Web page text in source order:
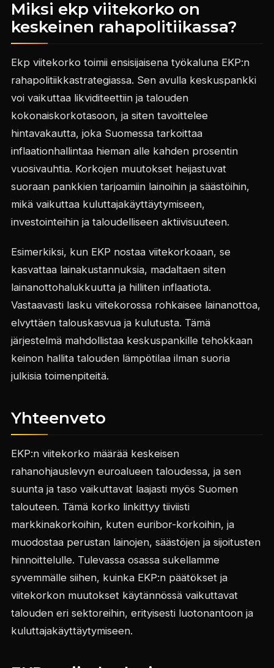
Miksi ekp viitekorko on
keskeinen rahapolitiikassa?
Ekp viitekorko toimii ensisijaisena työkaluna EKP:n
rahapolitiikkastrategiassa. Sen avulla keskuspankki
voi vaikuttaa likviditeettiin ja talouden
kokonaiskorkotasoon, ja siten tavoittelee
hintavakautta, joka Suomessa tarkoittaa
inflaationhallintaa hieman alle kahden prosentin
vuosivauhtia. Korkojen muutokset heijastuvat
suoraan pankkien tarjoamiin lainoihin ja säästöihin,
mikä vaikuttaa kuluttajakäyttäytymiseen,
investointeihin ja taloudelliseen aktiivisuuteen.
Esimerkiksi, kun EKP nostaa viitekorkoaan, se
kasvattaa lainakustannuksia, madaltaen siten
lainanottohalukkuutta ja hilliten inflaatiota.
Vastaavasti lasku viitekorossa rohkaisee lainanottoa,
elvyttäen talouskasvua ja kulutusta. Tämä
järjestelmä mahdollistaa keskuspankille tehokkaan
keinon hallita talouden lämpötilaa ilman suoria
julkisia toimenpiteitä.
Yhteenveto
EKP:n viitekorko määrää keskeisen
rahanohjauslevyn euroalueen taloudessa, ja sen
suunta ja taso vaikuttavat laajasti myös Suomen
talouteen. Tämä korko linkittyy tiiviisti
markkinakorkoihin, kuten euribor-korkoihin, ja
muodostaa perustan lainojen, säästöjen ja sijoitusten
hinnoittelulle. Tulevassa osassa sukellamme
syvemmälle siihen, kuinka EKP:n päätökset ja
viitekorkon muutokset käytännössä vaikuttavat
talouden eri sektoreihin, erityisesti luotonantoon ja
kuluttajakäyttäytymiseen.